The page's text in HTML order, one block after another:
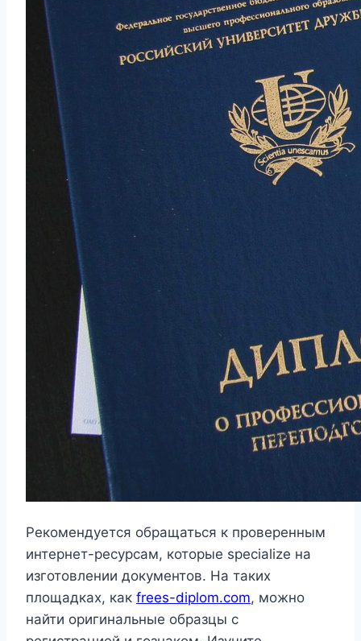
Рекомендуется обращаться к проверенным
интернет-ресурсам, которые specialize на
изготовлении документов. На таких
площадках, как frees-diplom.com, можно
найти оригинальные образцы с